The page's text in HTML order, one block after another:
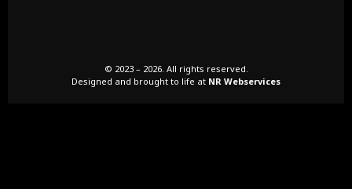
© 2023 – 2026. All rights reserved.
Designed and brought to life at NR Webservices